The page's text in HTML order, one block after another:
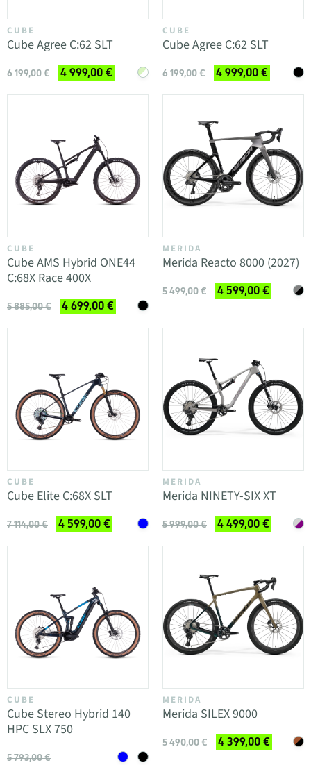
CUBE
Cube Agree C:62 SLT
6 199,00 € 4 999,00 €
CUBE
Cube Agree C:62 SLT
6 199,00 € 4 999,00 €
CUBE
Cube AMS Hybrid ONE44
C:68X Race 400X
5 885,00 € 4 699,00 €
MERIDA
Merida Reacto 8000 (2027)
5 499,00 € 4 599,00 €
CUBE
Cube Elite C:68X SLT
7 114,00 € 4 599,00 €
MERIDA
Merida NINETY-SIX XT
5 999,00 € 4 499,00 €
CUBE
Cube Stereo Hybrid 140
HPC SLX 750
5 793,00 €
MERIDA
Merida SILEX 9000
5 490,00 € 4 399,00 €